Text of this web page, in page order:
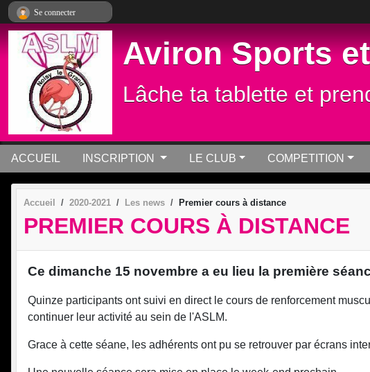
Aviron Sports
Lâche ta tablette et
ACCUEIL INSCRIPTION LE CLUB COMPETITION
Accueil 2020-2021 Les news Premier cours à distance
PREMIER COURS À DISTANCE
Ce dimanche 15 novembre a eu lieu la première
Quinze participants ont suivi en direct le cours de renforcement
continuer leur activité au sein de l'ASLM.
Grace à cette séane, les adhérents ont pu se retrouver par écrans
Se connecter
Panneau de gestion des cookies